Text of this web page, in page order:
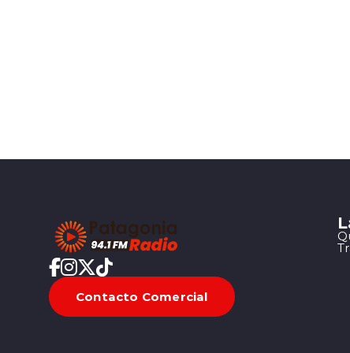
Contacto Comercial